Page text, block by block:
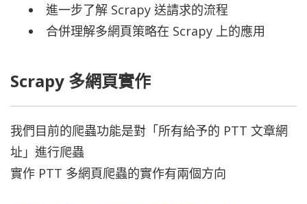
進一步了解 Scrapy 送請求的流程
合併理解多網頁策略在 Scrapy 上的應用
Scrapy 多網頁實作
我們目前的爬蟲功能是對「所有給予的 PTT 文章網
址」進行爬蟲
實作 PTT 多網頁爬蟲的實作有兩個方向